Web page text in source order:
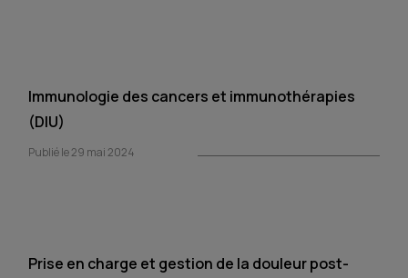
Immunologie des cancers et immunothérapies
(DIU)
Publié le 29 mai 2024
Prise en charge et gestion de la douleur post-